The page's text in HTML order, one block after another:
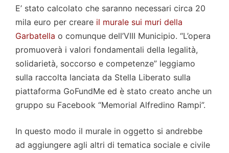
E’ stato calcolato che saranno necessari circa 20
mila euro per creare il murale sui muri della
Garbatella o comunque dell’VIII Municipio. “L’opera
promuoverà i valori fondamentali della legalità,
solidarietà, soccorso e competenze” leggiamo
sulla raccolta lanciata da Stella Liberato sulla
piattaforma GoFundMe ed è stato creato anche un
gruppo su Facebook “Memorial Alfredino Rampi”.
In questo modo il murale in oggetto si andrebbe
ad aggiungere agli altri di tematica sociale e civile